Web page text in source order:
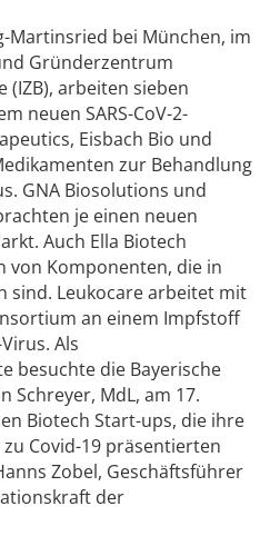
Martinsried bei München, im
Gründerzentrum
(IZB), arbeiten sieben
neuen SARS-CoV-2-
Eisbach Bio und
zur Behandlung
GNA Biosolutions und
je einen neuen
Auch Ella Biotech
von Komponenten, die in
sind. Leukocare arbeitet mit
an einem Impfstoff
Als
besuchte die Bayerische
Schreyer, MdL, am 17.
Biotech Start-ups, die ihre
Covid-19 präsentierten
Zobel, Geschäftsführer
der